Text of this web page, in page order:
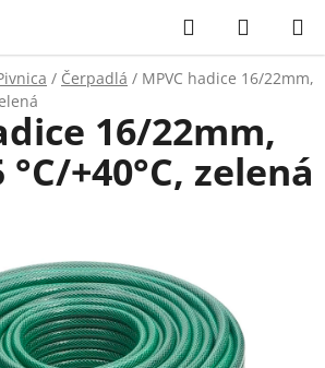
Hľadať
KOŠÍK
/ Čerpadlá / MPVC hadice 16/22mm,
16/22mm,
+40°C, zelená